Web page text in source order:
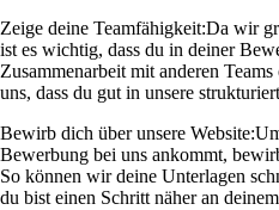
Zeige deine Teamfähigkeit:Da wir
ist es wichtig, dass du in deiner
Zusammenarbeit mit anderen
uns, dass du gut in unsere
Bewirb dich über unsere Website:
Bewerbung bei uns ankommt,
So können wir deine Unterlagen
du bist einen Schritt näher an